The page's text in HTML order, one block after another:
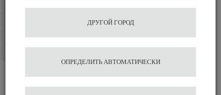
Пуш темпер Metallic Gray
ДРУГОЙ ГОРОД
ОПРЕДЕЛИТЬ АВТОМАТИЧЕСКИ